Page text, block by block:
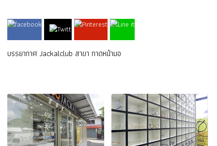
บรรยากาศ Jackalclub สาขา กาดหน้ามอ